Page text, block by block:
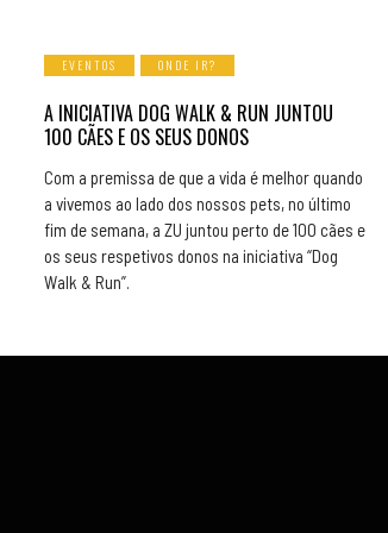
EVENTOS ONDE IR?
A INICIATIVA DOG WALK & RUN JUNTOU
100 CÃES E OS SEUS DONOS
Com a premissa de que a vida é melhor quando
a vivemos ao lado dos nossos pets, no último
fim de semana, a ZU juntou perto de 100 cães e
os seus respetivos donos na iniciativa “Dog
Walk & Run”.